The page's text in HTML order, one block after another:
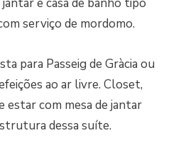
serviço de mordomo.
para Passeig de Gràcia ou
ao ar livre. Closet,
estar com mesa de jantar
dessa suíte.